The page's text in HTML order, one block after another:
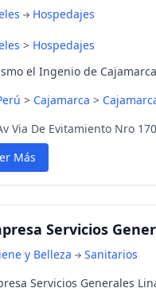
Hospedajes
> Hospedajes
el Ingenio de
> Cajamarca >
Via De Evitamiento Nro
Más
Servicios
y Belleza
Sanitarios
Servicios Generales